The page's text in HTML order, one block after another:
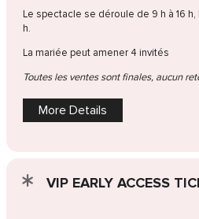
Le spectacle se déroule de 9 h à 16
h.
La mariée peut amener 4 invités
Toutes les ventes sont finales, aucun
More Details
VIP EARLY ACCESS